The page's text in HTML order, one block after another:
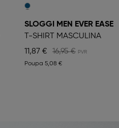
SLOGGI MEN EVER EASE
T-SHIRT MASCULINA
11,87 €
16,95 €
Poupa 5,08 €